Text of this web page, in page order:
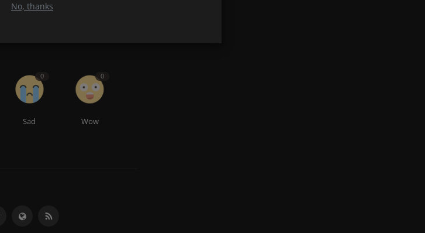
No, thanks
0
Sad
0
Wow